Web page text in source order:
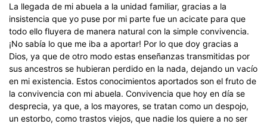
La llegada de mi abuela a la unidad familiar, gracias a la
insistencia que yo puse por mi parte fue un acicate para que
todo ello fluyera de manera natural con la simple convivencia.
¡No sabía lo que me iba a aportar! Por lo que doy gracias a
Dios, ya que de otro modo estas enseñanzas transmitidas por
sus ancestros se hubieran perdido en la nada, dejando un vacío
en mi existencia. Estos conocimientos aportados son el fruto de
la convivencia con mi abuela. Convivencia que hoy en día se
desprecia, ya que, a los mayores, se tratan como un despojo,
un estorbo, como trastos viejos, que nadie los quiere a no ser